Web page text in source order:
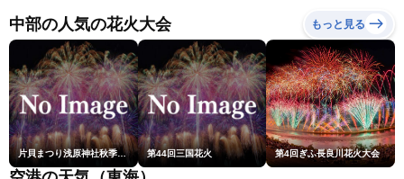
ーニュースLiVEムーン・戸
北美月／芳野達郎〉
中部の人気の花火大会 もっと見る
片貝まつり浅原神社秋季例大祭奉納大煙火 第44回三国花火 第4回ぎふ長良川花火大会